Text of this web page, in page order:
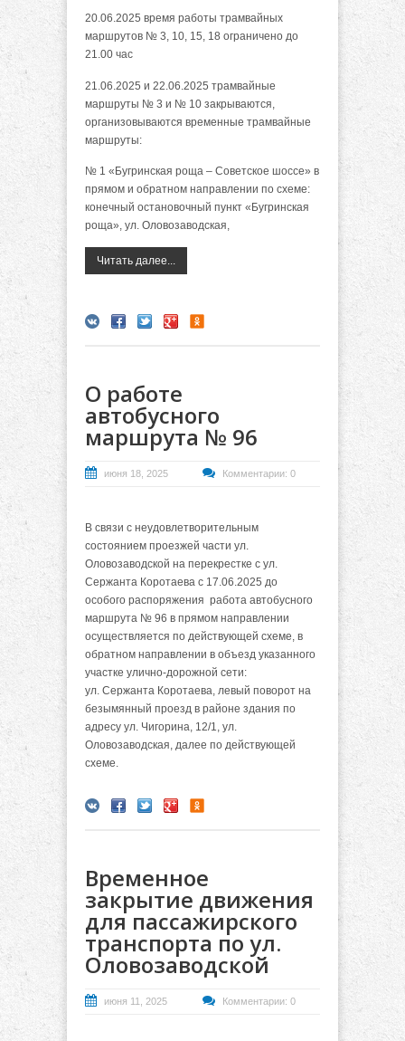
20.06.2025 время работы трамвайных
маршрутов № 3, 10, 15, 18 ограничено до
21.00 час
21.06.2025 и 22.06.2025 трамвайные
маршруты № 3 и № 10 закрываются,
организовываются временные трамвайные
маршруты:
№ 1 «Бугринская роща – Советское шоссе» в
прямом и обратном направлении по схеме:
конечный остановочный пункт «Бугринская
роща», ул. Оловозаводская,
Читать далее...
О работе
автобусного
маршрута № 96
июня 18, 2025 Комментарии: 0
В связи с неудовлетворительным
состоянием проезжей части ул.
Оловозаводской на перекрестке с ул.
Сержанта Коротаева с 17.06.2025 до
особого распоряжения работа автобусного
маршрута № 96 в прямом направлении
осуществляется по действующей схеме, в
обратном направлении в объезд указанного
участке улично-дорожной сети:
ул. Сержанта Коротаева, левый поворот на
безымянный проезд в районе здания по
адресу ул. Чигорина, 12/1, ул.
Оловозаводская, далее по действующей
схеме.
Временное
закрытие движения
для пассажирского
транспорта по ул.
Оловозаводской
июня 11, 2025 Комментарии: 0